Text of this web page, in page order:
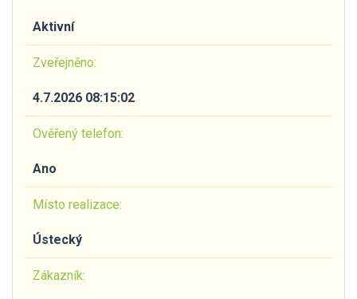
Aktivní
Zveřejněno:
4.7.2026 08:15:02
Ověřený telefon:
Ano
Místo realizace:
Ústecký
Zákazník: